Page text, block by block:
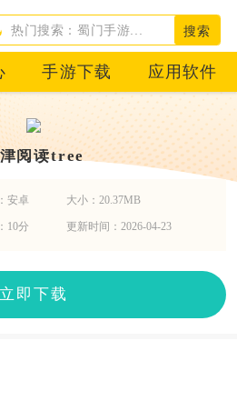
搜索
手游下载 应用软件
阅读tree
安卓 大小：20.37MB
10分 更新时间：2026-04-23
立即下载